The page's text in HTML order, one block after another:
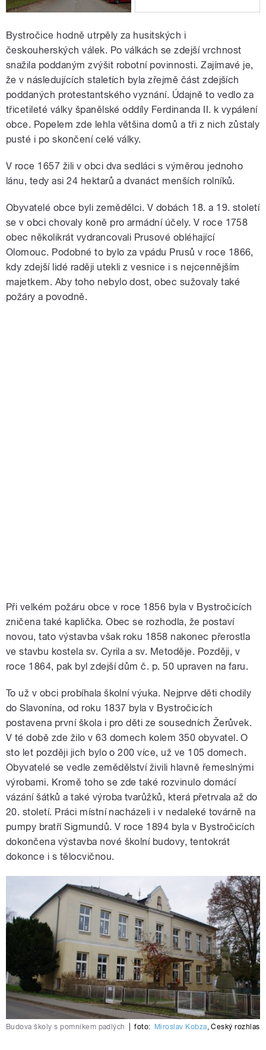
Bystročice hodně utrpěly za husitských i
českouherských válek. Po válkách se zdejší vrchnost
snažila poddaným zvýšit robotní povinnosti. Zajímavé je,
že v následujících staletích byla zřejmě část zdejších
poddaných protestantského vyznání. Údajně to vedlo za
třicetileté války španělské oddíly Ferdinanda II. k vypálení
obce. Popelem zde lehla většina domů a tři z nich zůstaly
pusté i po skončení celé války.
V roce 1657 žili v obci dva sedláci s výměrou jednoho
lánu, tedy asi 24 hektarů a dvanáct menších rolníků.
Obyvatelé obce byli zemědělci. V dobách 18. a 19. století
se v obci chovaly koně pro armádní účely. V roce 1758
obec několikrát vydrancovali Prusové obléhající
Olomouc. Podobné to bylo za vpádu Prusů v roce 1866,
kdy zdejší lidé raději utekli z vesnice i s nejcennějším
majetkem. Aby toho nebylo dost, obec sužovaly také
požáry a povodně.
Při velkém požáru obce v roce 1856 byla v Bystročicích
zničena také kaplička. Obec se rozhodla, že postaví
novou, tato výstavba však roku 1858 nakonec přerostla
ve stavbu kostela sv. Cyrila a sv. Metoděje. Později, v
roce 1864, pak byl zdejší dům č. p. 50 upraven na faru.
To už v obci probíhala školní výuka. Nejprve děti chodily
do Slavonína, od roku 1837 byla v Bystročicích
postavena první škola i pro děti ze sousedních Žerůvek.
V té době zde žilo v 63 domech kolem 350 obyvatel. O
sto let později jich bylo o 200 více, už ve 105 domech.
Obyvatelé se vedle zemědělství živili hlavně řemeslnými
výrobami. Kromě toho se zde také rozvinulo domácí
vázání šátků a také výroba tvarůžků, která přetrvala až do
20. století. Práci místní nacházeli i v nedaleké továrně na
pumpy bratří Sigmundů. V roce 1894 byla v Bystročicích
dokončena výstavba nové školní budovy, tentokrát
dokonce i s tělocvičnou.
Budova školy s pomníkem padlých foto: Miroslav Kobza,Český rozhlas